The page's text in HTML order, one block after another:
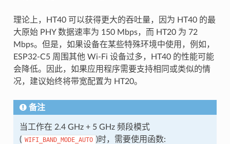
理论上，HT40 可以获得更大的吞吐量，因为 HT40 的最
大原始 PHY 数据速率为 150 Mbps，而 HT20 为 72
Mbps。但是，如果设备在某些特殊环境中使用，例如，
ESP32-C5 周围其他 Wi-Fi 设备过多，HT40 的性能可能
会降低。因此，如果应用程序需要支持相同或类似的情
况，建议始终将带宽配置为 HT20。
备注
当工作在 2.4 GHz + 5 GHz 频段模式
( WIFI_BAND_MODE_AUTO )时，需要使用函数: